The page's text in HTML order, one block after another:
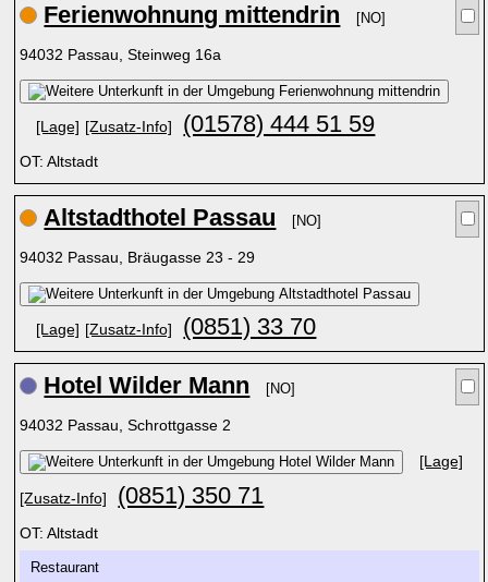
Ferienwohnung mittendrin [NO]
94032 Passau, Steinweg 16a
[Lage] [Zusatz-Info] (01578) 444 51 59
OT: Altstadt
Altstadthotel Passau [NO]
94032 Passau, Bräugasse 23 - 29
[Lage] [Zusatz-Info] (0851) 33 70
Hotel Wilder Mann [NO]
94032 Passau, Schrottgasse 2
[Lage]
[Zusatz-Info] (0851) 350 71
OT: Altstadt
Restaurant